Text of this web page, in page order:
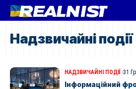
Надзвичайні події
НАДЗВИЧАЙНІ ПОДІЇ 31
Інформаційний